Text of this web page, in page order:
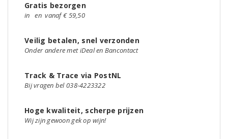
Gratis bezorgen
in en vanaf € 59,50
Veilig betalen, snel verzonden
Onder andere met iDeal en Bancontact
Track & Trace via PostNL
Bij vragen bel 038-4223322
Hoge kwaliteit, scherpe prijzen
Wij zijn gewoon gek op wijn!